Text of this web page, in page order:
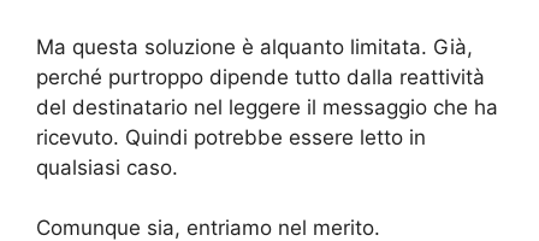
Ma questa soluzione è alquanto limitata. Già,
perché purtroppo dipende tutto dalla reattività
del destinatario nel leggere il messaggio che ha
ricevuto. Quindi potrebbe essere letto in
qualsiasi caso.
Comunque sia, entriamo nel merito.